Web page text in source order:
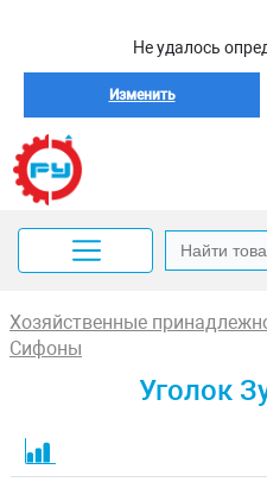
Не удалось
Изменить
Хозяйственные
Сифоны
Уголок